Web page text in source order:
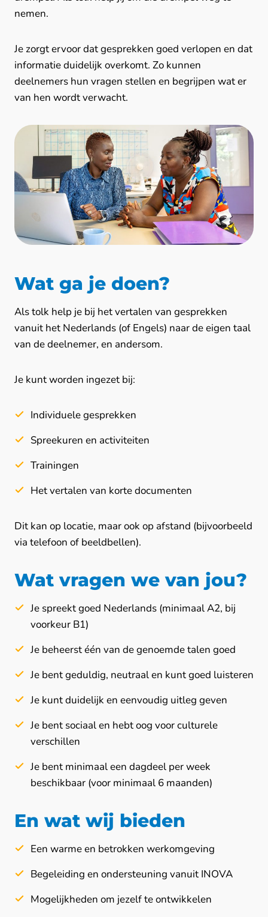
nemen.
Je zorgt ervoor dat gesprekken goed verlopen en dat
informatie duidelijk overkomt. Zo kunnen
deelnemers hun vragen stellen en begrijpen wat er
van hen wordt verwacht.
Wat ga je doen?
Als tolk help je bij het vertalen van gesprekken
vanuit het Nederlands (of Engels) naar de eigen taal
van de deelnemer, en andersom.
Je kunt worden ingezet bij:
Individuele gesprekken
Spreekuren en activiteiten
Trainingen
Het vertalen van korte documenten
Dit kan op locatie, maar ook op afstand (bijvoorbeeld
via telefoon of beeldbellen).
Wat vragen we van jou?
Je spreekt goed Nederlands (minimaal A2, bij
voorkeur B1)
Je beheerst één van de genoemde talen goed
Je bent geduldig, neutraal en kunt goed luisteren
Je kunt duidelijk en eenvoudig uitleg geven
Je bent sociaal en hebt oog voor culturele
verschillen
Je bent minimaal een dagdeel per week
beschikbaar (voor minimaal 6 maanden)
En wat wij bieden
Een warme en betrokken werkomgeving
Begeleiding en ondersteuning vanuit INOVA
Mogelijkheden om jezelf te ontwikkelen